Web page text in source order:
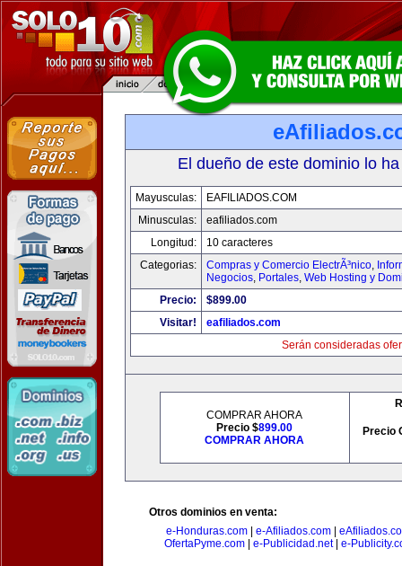
El dueño de este dominio lo
Mayusculas:
EAFILIADOS.COM
Minusculas:
eafiliados.com
Longitud:
10 caracteres
Categorias:
Compras y Comercio ElectrÃ³nico,
Negocios, Portales, Web Hosting y
Precio:
$899.00
Visitar!
eafiliados.com
Serán consideradas
COMPRAR AHORA
Precio $899.00
COMPRAR AHORA
Precio
Otros dominios en venta:
e-Honduras.com| e-Afiliados.com|
OfertaPyme.com| e-Publicidad.net| e-